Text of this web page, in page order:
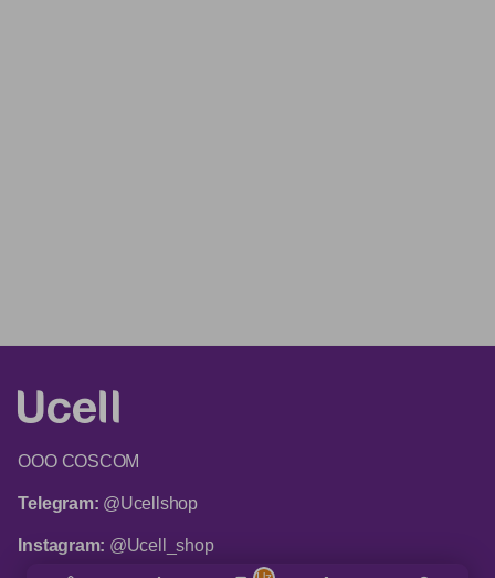
ООО COSCOM
Telegram: @Ucellshop
Instagram: @Ucell_shop